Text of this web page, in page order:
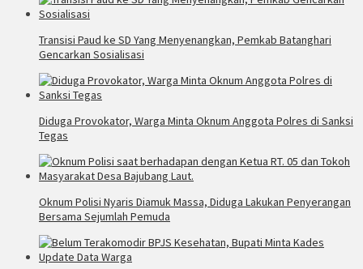
Transisi Paud ke SD Yang Menyenangkan, Pemkab Batanghari
Gencarkan Sosialisasi
Diduga Provokator, Warga Minta Oknum Anggota Polres di Sanksi
Tegas
Oknum Polisi Nyaris Diamuk Massa, Diduga Lakukan Penyerangan
Bersama Sejumlah Pemuda